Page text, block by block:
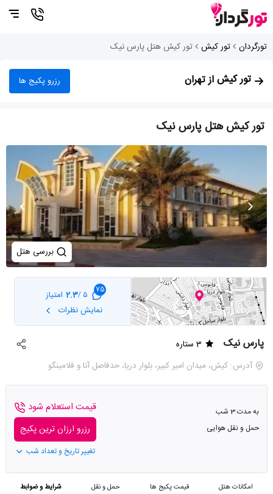
تورگردان تور کیش تور کیش هتل پارس نیک
تور کیشاز تهران رزرو پکیج ها
تور کیش هتل پارس نیک
بررسی هتل
75
5 /
2.3 امتیاز
نمایش نظرات
پارس نیک
3 ستاره
آدرس: کیش، میدان امیر کبیر، بلوار دریا، حدفاصل آنا و فلامینگو
به مدت 3 شب
حمل و نقل هوایی
قیمت استعلام شود
رزرو ارزان ترین پکیج
تغییر تاریخ و تعداد شب
امکانات هتل قیمت پکیج ها حمل و نقل شرایط و ضوابط